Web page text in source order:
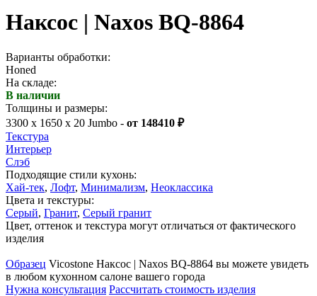
Наксос | Naxos BQ-8864
Варианты обработки:
Honed
На складе:
В наличии
Толщины и размеры:
3300 x 1650 x 20 Jumbo - от 148410 ₽
Текстура
Интерьер
Слэб
Подходящие стили кухонь:
Хай-тек, Лофт, Минимализм, Неоклассика
Цвета и текстуры:
Серый, Гранит, Серый гранит
Цвет, оттенок и текстура могут отличаться от фактического
изделия
Образец Vicostone Наксос | Naxos BQ-8864 вы можете увидеть
в любом кухонном салоне вашего города
Нужна консультация Рассчитать стоимость изделия